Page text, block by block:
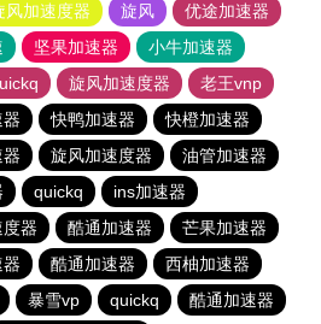
风加速度器 旋风
优途加速器
坚果加速器
小牛加速器
旋风加速度器
老王vnp
快鸭加速器
快橙加速器
旋风加速度器
油管加速器
quickq
ins加速器
器 酷通加速器
芒果加速器
酷通加速器
西柚加速器
暴雪vp quickq 酷通加速器